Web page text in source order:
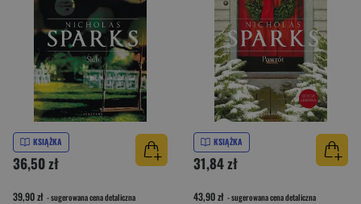
KSIĄŻKA
36,50 zł
39,90 zł - sugerowana cena detaliczna
KSIĄŻKA
31,84 zł
43,90 zł - sugerowana cena detaliczna